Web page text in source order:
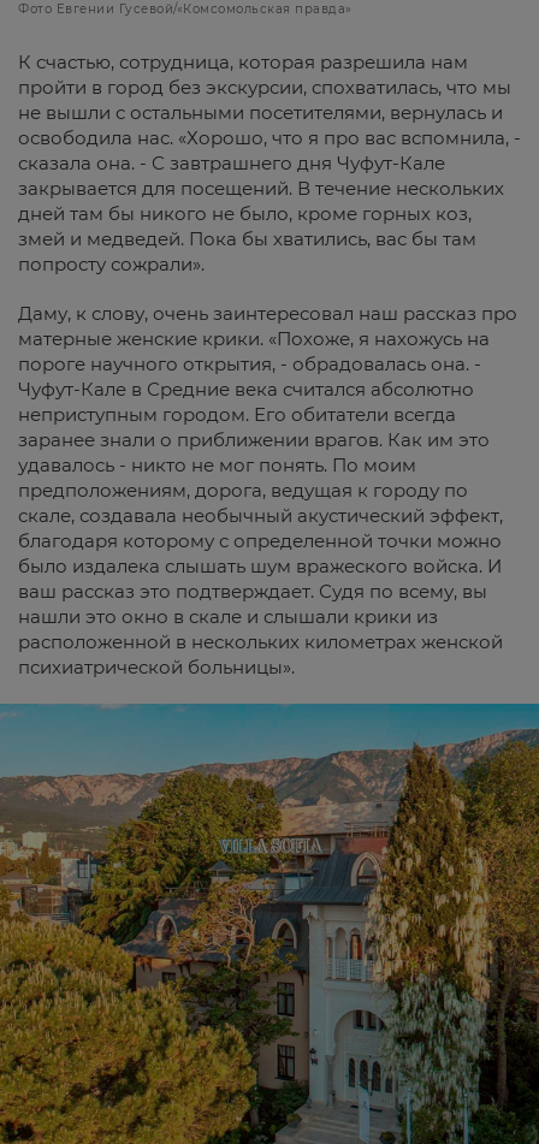
Фото Евгении Гусевой/«Комсомольская правда»
К счастью, сотрудница, которая разрешила нам
пройти в город без экскурсии, спохватилась, что мы
не вышли с остальными посетителями, вернулась и
освободила нас. «Хорошо, что я про вас вспомнила, -
сказала она. - С завтрашнего дня Чуфут-Кале
закрывается для посещений. В течение нескольких
дней там бы никого не было, кроме горных коз,
змей и медведей. Пока бы хватились, вас бы там
попросту сожрали».
Даму, к слову, очень заинтересовал наш рассказ про
матерные женские крики. «Похоже, я нахожусь на
пороге научного открытия, - обрадовалась она. -
Чуфут-Кале в Средние века считался абсолютно
неприступным городом. Его обитатели всегда
заранее знали о приближении врагов. Как им это
удавалось - никто не мог понять. По моим
предположениям, дорога, ведущая к городу по
скале, создавала необычный акустический эффект,
благодаря которому с определенной точки можно
было издалека слышать шум вражеского войска. И
ваш рассказ это подтверждает. Судя по всему, вы
нашли это окно в скале и слышали крики из
расположенной в нескольких километрах женской
психиатрической больницы».